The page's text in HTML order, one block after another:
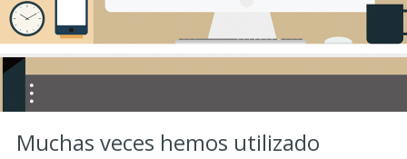
Muchas veces hemos utilizado